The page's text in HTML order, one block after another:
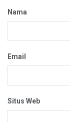
Nama
Email
Situs Web